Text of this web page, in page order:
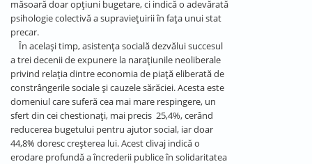
măsoară doar opțiuni bugetare, ci indică o adevărată
psihologie colectivă a supraviețuirii în fața unui stat
precar.
În același timp, asistența socială dezvălui succesul
a trei decenii de expunere la narațiunile neoliberale
privind relația dintre economia de piață eliberată de
constrângerile sociale și cauzele sărăciei. Acesta este
domeniul care suferă cea mai mare respingere, un
sfert din cei chestionați, mai precis 25,4%, cerând
reducerea bugetului pentru ajutor social, iar doar
44,8% doresc creșterea lui. Acest clivaj indică o
erodare profundă a încrederii publice în solidaritatea